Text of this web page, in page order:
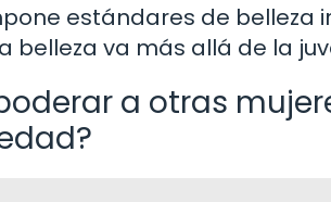
estándares de belleza
belleza va más allá de la
a otras